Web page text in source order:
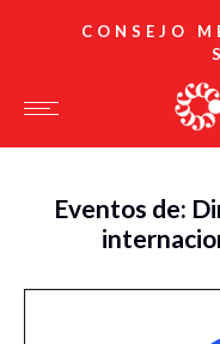
CONSEJO
Eventos de: